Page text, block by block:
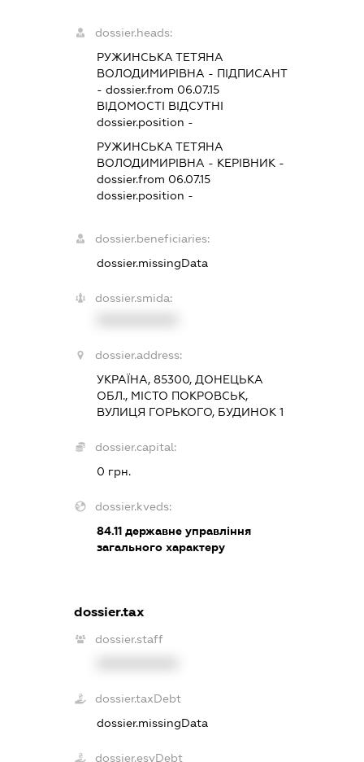
dossier.heads:
РУЖИНСЬКА ТЕТЯНА
ВОЛОДИМИРІВНА - ПІДПИСАНТ
- dossier.from 06.07.15
ВІДОМОСТІ ВІДСУТНІ
dossier.position -
РУЖИНСЬКА ТЕТЯНА
ВОЛОДИМИРІВНА - КЕРІВНИК -
dossier.from 06.07.15
dossier.position -
dossier.beneficiaries:
dossier.missingData
dossier.smida:
dossier.address:
УКРАЇНА, 85300, ДОНЕЦЬКА
ОБЛ., МІСТО ПОКРОВСЬК,
ВУЛИЦЯ ГОРЬКОГО, БУДИНОК 1
dossier.capital:
0 грн.
dossier.kveds:
84.11державне управління
загального характеру
dossier.tax
dossier.staff
dossier.taxDebt
dossier.missingData
dossier.esvDebt